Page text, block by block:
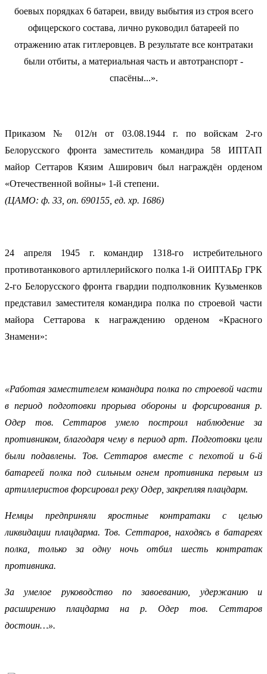
Приказом № 012/н от 03.08.1944 г. по войскам 2-го
Белорусского фронта заместитель командира 58 ИПТАП
майор Сеттаров Кязим Аширович был награждён орденом
«Отечественной войны» 1-й степени.
(ЦАМО: ф. 33, оп. 690155, ед. хр. 1686)
24 апреля 1945 г. командир 1318-го истребительного
противотанкового артиллерийского полка 1-й ОИПТАБр ГРК
2-го Белорусского фронта гвардии подполковник Кузьменков
представил заместителя командира полка по строевой части
майора Сеттарова к награждению орденом «Красного
Знамени»:
«Работая заместителем командира полка по строевой части
в период подготовки прорыва обороны и форсирования р.
Одер тов. Сеттаров умело построил наблюдение за
противником, благодаря чему в период арт. Подготовки цели
были подавлены. Тов. Сеттаров вместе с пехотой и 6-й
батареей полка под сильным огнем противника первым из
артиллеристов форсировал реку Одер, закрепляя плацдарм.
Немцы предприняли яростные контратаки с целью
ликвидации плацдарма. Тов. Сеттаров, находясь в батареях
полка, только за одну ночь отбил шесть контратак
противника.
За умелое руководство по завоеванию, удержанию и
расширению плацдарма на р. Одер тов. Сеттаров
достоин…».